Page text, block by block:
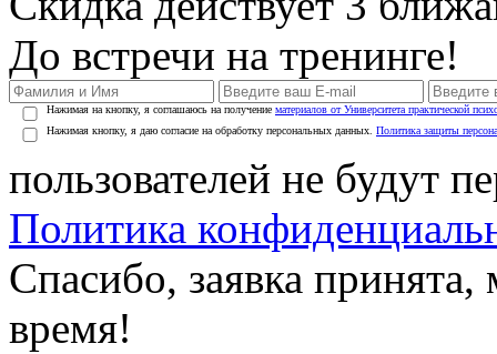
До встречи на тренинге!
Нажимая на кнопку, я соглашаюсь на получение материалов от Университета практической
Нажимая кнопку, я даю согласие на обработку персональных данных. Политика защиты
пользователей не будут
Политика
Спасибо, заявка
время!